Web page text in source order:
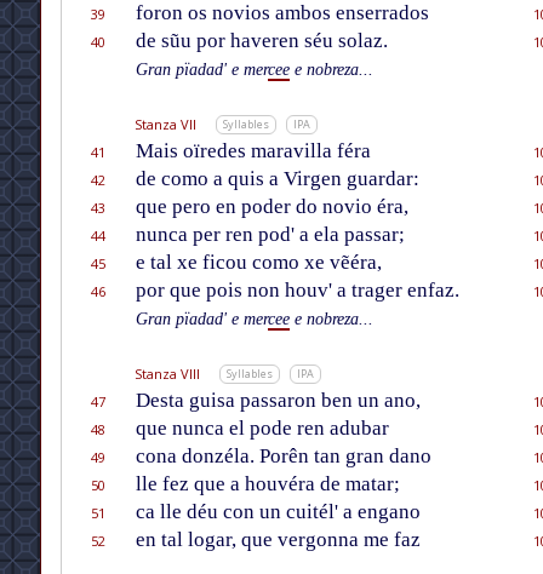
39
foron os novios ambos enserrados
40
de sũu por haveren séu solaz.
Gran pïadad' e merceee nobreza...
Stanza VII Syllables IPA
41 Mais oïredes maravilla féra
42
de como a quis a Virgen guardar:
43
que pero en poder do novio éra,
44
nunca per ren pod' a ela passar;
45
e tal xe ficou como xe vẽéra,
46
por que pois non houv' a trager enfaz.
Gran pïadad' e merceee nobreza...
Stanza VIII Syllables IPA
47 Desta guisa passaron ben un ano,
48
que nunca el pode ren adubar
49
cona donzéla. Porên tan gran dano
50
lle fez que a houvéra de matar;
51
ca lle déu con un cuitél' a engano
52
en tal logar, que vergonna me faz